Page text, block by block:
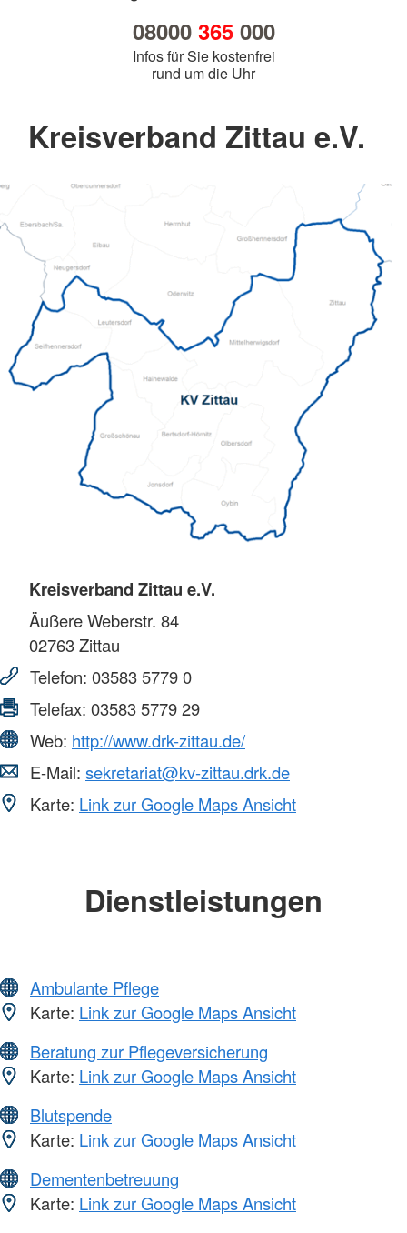
08000 365000
Infos für Sie kostenfrei
rund um die Uhr
Kreisverband Zittau e.V.
Kreisverband Zittau e.V.
Äußere Weberstr. 84
02763Zittau
Telefon: 03583 5779 0
Telefax: 03583 5779 29
Web: http://www.drk-zittau.de/
E-Mail: sekretariat@kv-zittau.drk.de
Karte: Link zur Google Maps Ansicht
Dienstleistungen
Ambulante Pflege
Karte: Link zur Google Maps Ansicht
Beratung zur Pflegeversicherung
Karte: Link zur Google Maps Ansicht
Blutspende
Karte: Link zur Google Maps Ansicht
Dementenbetreuung
Karte: Link zur Google Maps Ansicht